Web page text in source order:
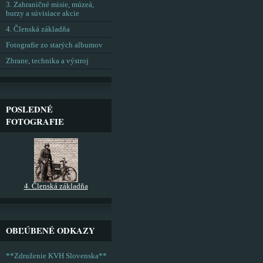
3. Zahraničné misie, múzeá,
burzy a súvisiace akcie
4. Členská základňa
Fotografie zo starých albumov
Zbrane, technika a výstroj
POSLEDNÉ
FOTOGRAFIE
4. Členská základňa
OBĽÚBENÉ ODKAZY
**Združenie KVH Slovenska**